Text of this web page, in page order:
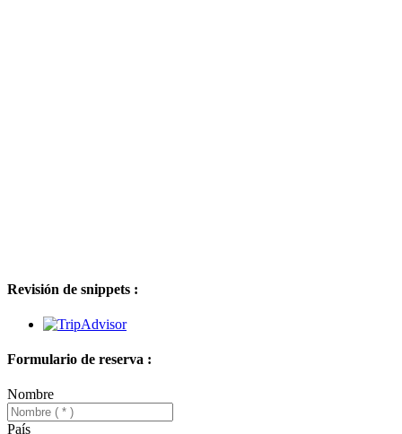
Revisión de snippets :
Formulario de reserva :
Nombre
País